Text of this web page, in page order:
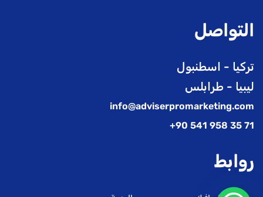
التواصل
تركيا - اسطنبول
ليبيا - طرابلس
info@adviserpromarketing.com
71 35 958 541 90+
روابط